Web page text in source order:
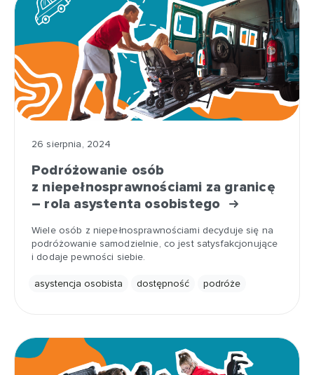
26 sierpnia, 2024
Podróżowanie osób
z niepełnosprawnościami za granicę
– rola asystenta osobistego
Wiele osób z niepełnosprawnościami decyduje się na
podróżowanie samodzielnie, co jest satysfakcjonujące
i dodaje pewności siebie.
asystencja osobista dostępność podróże